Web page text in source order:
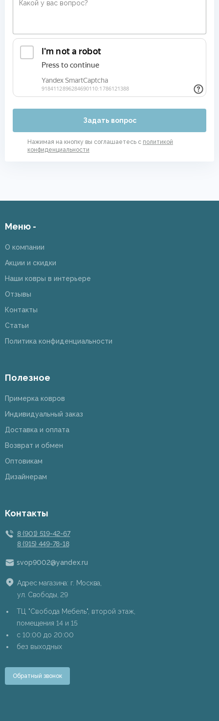
Задать вопрос
Нажимая на кнопку вы соглашаетесь с политикой
конфиденциальности
Меню -
О компании
Акции и скидки
Наши ковры в интерьере
Отзывы
Контакты
Статьи
Политика конфиденциальности
Полезное
Примерка ковров
Индивидуальный заказ
Доставка и оплата
Возврат и обмен
Оптовикам
Дизайнерам
Контакты
8 (901) 519-42-67
8 (915) 449-78-18
svop9002@yandex.ru
Адрес магазина: г. Москва,
ул. Свободы, 29
ТЦ "Свобода Мебель", второй этаж,
помещения 14 и 15
c 10:00 до 20:00
без выходных
Обратный звонок